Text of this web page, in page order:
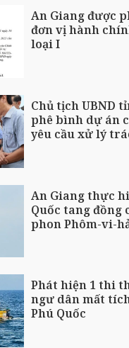
An Giang được
đơn vị hành
loại I
Chủ tịch UBND
phê bình dự án
yêu cầu xử lý
An Giang thực
Quốc tang đồng
phon Phôm-vi-
Phát hiện 1 thi
ngư dân mất
Phú Quốc